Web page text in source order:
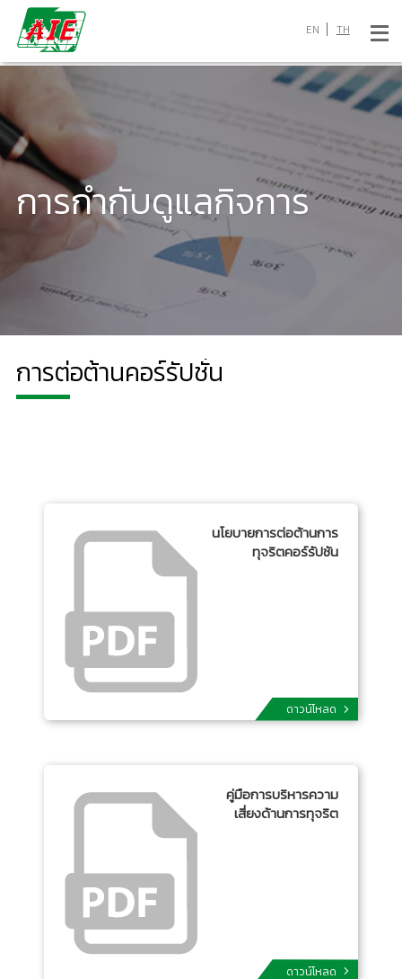
EN TH
การกำกับดูแลกิจการ
การต่อต้านคอร์รัปชั่น
นโยบายการต่อต้านการ
ทุจริตคอร์รัปชัน
ดาวน์โหลด
คู่มือการบริหารความ
เสี่ยงด้านการทุจริต
ดาวน์โหลด